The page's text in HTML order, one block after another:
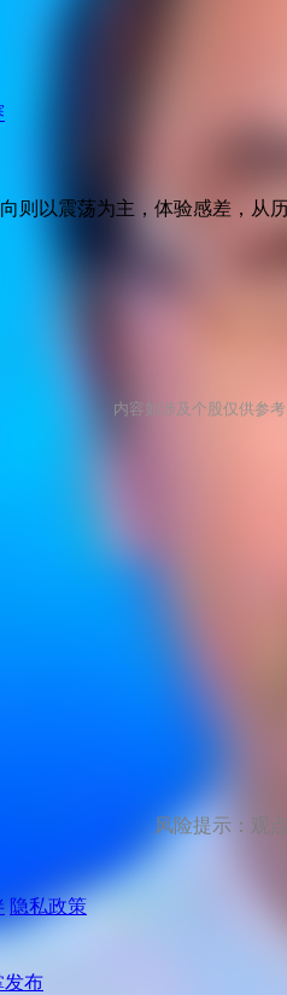
则以震荡为主，体验感差，从
内容如涉及个股仅供参
风险提示：观
隐私政策
发布